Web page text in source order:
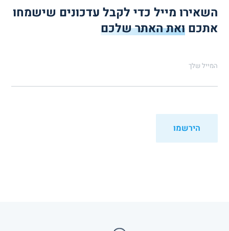
השאירו מייל כדי לקבל עדכונים שישמחו
אתכםואת האתר שלכם
המייל שלך
הירשמו